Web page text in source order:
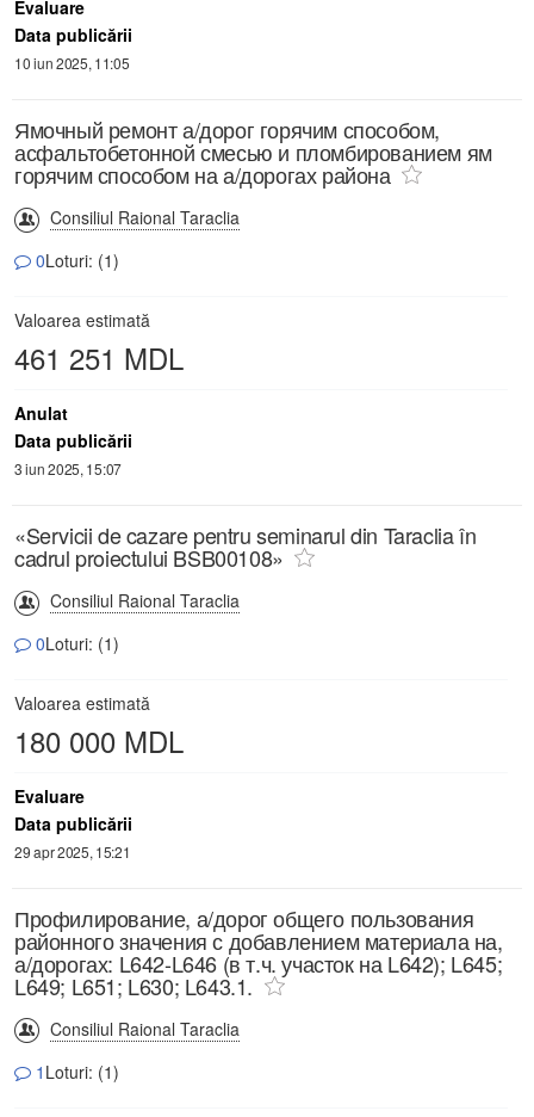
Evaluare
Data publicării
10 iun 2025, 11:05
Ямочный ремонт а/дорог горячим способом,
асфальтобетонной смесью и пломбированием ям
горячим способом на а/дорогах района
Consiliul Raional Taraclia
0Loturi: (1)
Valoarea estimată
461 251 MDL
Anulat
Data publicării
3 iun 2025, 15:07
«Servicii de cazare pentru seminarul din Taraclia în
cadrul proiectului BSB00108»
Consiliul Raional Taraclia
0Loturi: (1)
Valoarea estimată
180 000 MDL
Evaluare
Data publicării
29 apr 2025, 15:21
Профилирование, а/дорог общего пользования
районного значения с добавлением материала на,
а/дорогах: L642-L646 (в т.ч. участок на L642); L645;
L649; L651; L630; L643.1.
Consiliul Raional Taraclia
1 Loturi: (1)